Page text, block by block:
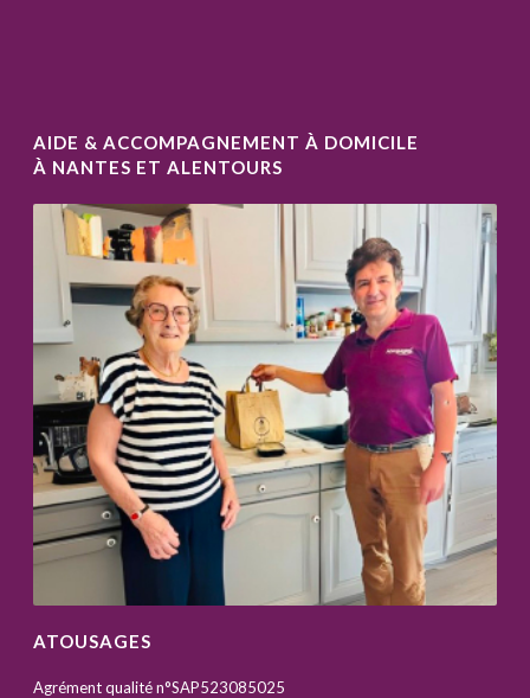
AIDE & ACCOMPAGNEMENT À DOMICILE
À NANTES ET ALENTOURS
ATOUSAGES
Agrément qualité n°SAP523085025